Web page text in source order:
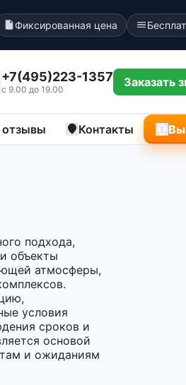
Фиксированная цена
+7(495)223-1357
с 9.00 до 19.00
Заказать
отзывы Контакты
подхода,
объекты
атмосферы,
условия
сроков и
основой
и ожиданиям